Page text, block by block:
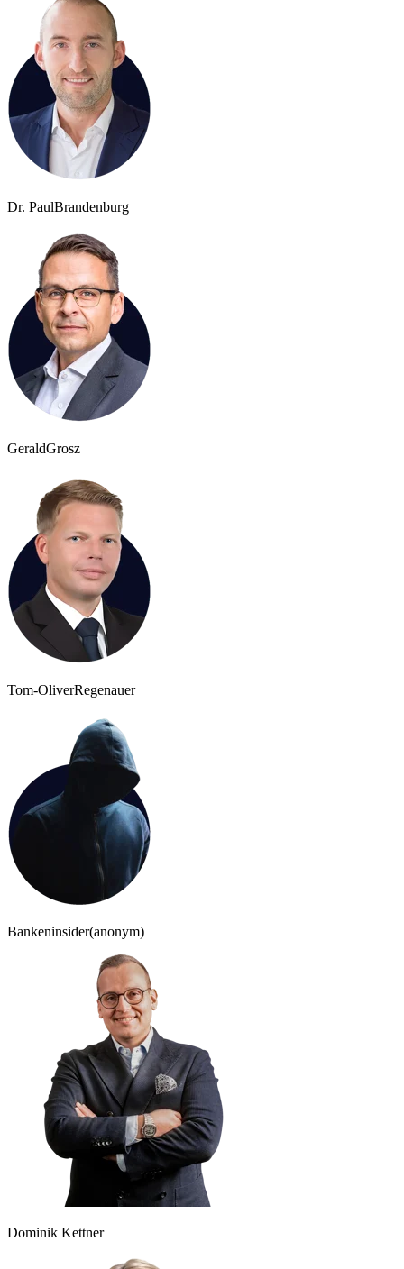
Dr. PaulBrandenburg
GeraldGrosz
Tom-OliverRegenauer
Bankeninsider(anonym)
Dominik Kettner